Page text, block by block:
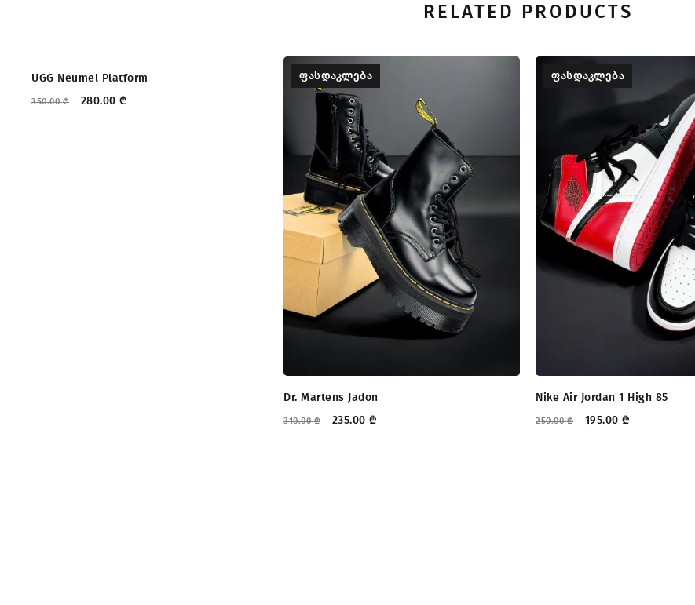
RELATED PRODUCTS
ᲤᲐᲡᲓᲐᲙᲚᲔᲑᲐ
UGG Neumel Platform
350.00₾ 280.00 ₾
ᲤᲐᲡᲓᲐᲙᲚᲔᲑᲐ
Dr. Martens Jadon
310.00₾ 235.00 ₾
ᲤᲐᲡᲓᲐᲙᲚᲔᲑᲐ
Nike Air Jordan 1 High 85
250.00₾ 195.00 ₾